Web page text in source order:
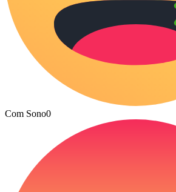
Com Sono0